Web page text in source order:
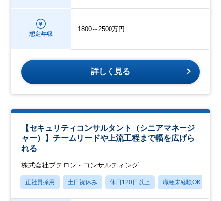
想定年収
1800～2500万円
詳しく見る
【セキュリティコンサルタント（シニアマネージ
ャー）】チームリードや上流工程まで幅を広げら
れる
株式会社プテロン・コンサルティング
正社員採用 土日祝休み 休日120日以上 職種未経験OK